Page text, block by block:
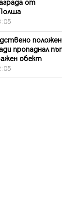
от
пропаднал
обект
на жегите с